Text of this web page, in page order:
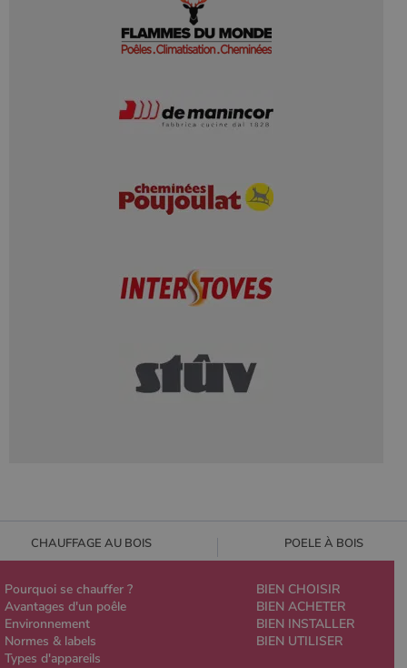
CHAUFFAGE AU BOIS POELE À BOIS
Pourquoi se chauffer ?
Avantages d'un poêle
Environnement
Normes & labels
Types d'appareils
BIEN CHOISIR
BIEN ACHETER
BIEN INSTALLER
BIEN UTILISER